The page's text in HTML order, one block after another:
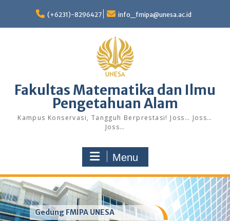
content
(+6231)-8296427 info_fmipa@unesa.ac.id
Fakultas Matematika dan Ilmu
Pengetahuan Alam
Kampus Konservasi, Tangguh Berprestasi! Joss… Joss…
Joss…
Menu
Gedung FMIPA UNESA